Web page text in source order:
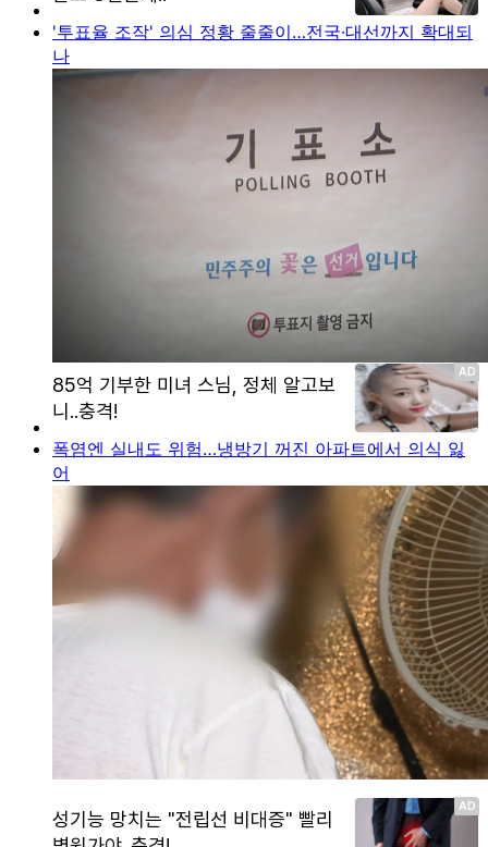
'투표율 조작' 의심 정황 줄줄이…전국·대선까지 확대되
나
폭염엔 실내도 위험…냉방기 꺼진 아파트에서 의식 잃
어